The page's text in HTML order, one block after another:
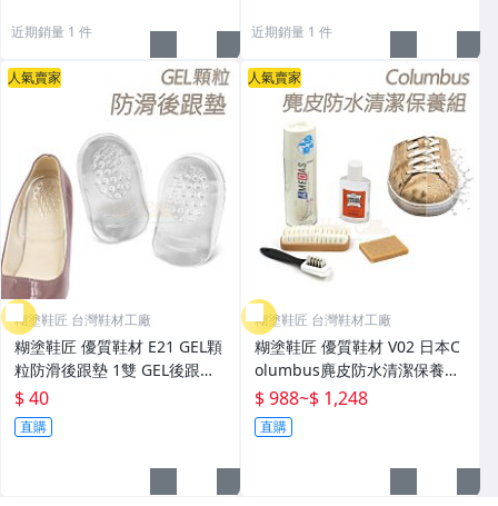
近期銷量 1 件 近期銷量 1 件
人氣賣家
糊塗鞋匠 台灣鞋材工廠
糊塗鞋匠 優質鞋材 E21 GEL顆
粒防滑後跟墊 1雙 GEL後跟墊
矽膠後跟墊 半碼鞋墊 腳跟墊
足跟墊
$ 40
直購
人氣賣家
糊塗鞋匠 台灣鞋材工廠
糊塗鞋匠 優質鞋材 V02 日本C
olumbus麂皮防水清潔保養組
1組 麂皮刷 麂皮防霉清潔劑 麂
皮橡膠刷
$ 988~$ 1,248
直購